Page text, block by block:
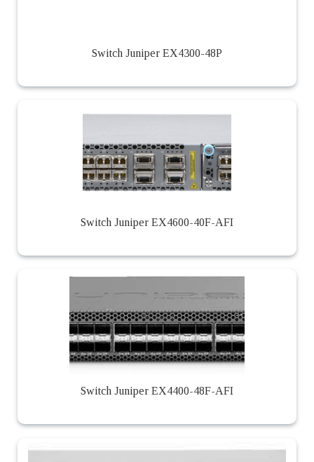
Switch Juniper EX4300-48P
Switch Juniper EX4600-40F-AFI
Switch Juniper EX4400-48F-AFI